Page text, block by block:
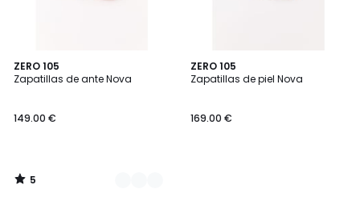
ZERO 105
Zapatillas de ante Nova
149.00 €
5
/
2
Colores
5
/
ZERO 105
Zapatillas de piel Nova
169.00 €